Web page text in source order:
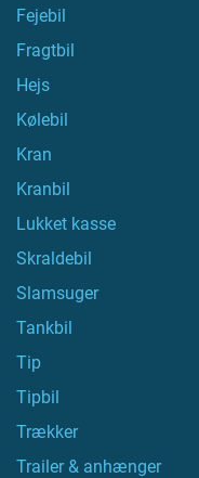
Fejebil
Fragtbil
Hejs
Kølebil
Kran
Kranbil
Lukket kasse
Skraldebil
Slamsuger
Tankbil
Tip
Tipbil
Trækker
Trailer & anhænger